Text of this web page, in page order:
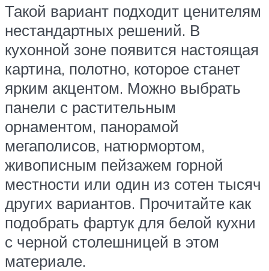
Такой вариант подходит ценителям
нестандартных решений. В
кухонной зоне появится настоящая
картина, полотно, которое станет
ярким акцентом. Можно выбрать
панели с растительным
орнаментом, панорамой
мегаполисов, натюрмортом,
живописным пейзажем горной
местности или один из сотен тысяч
других вариантов. Прочитайте как
подобрать фартук для белой кухни
с черной столешницей в этом
материале.